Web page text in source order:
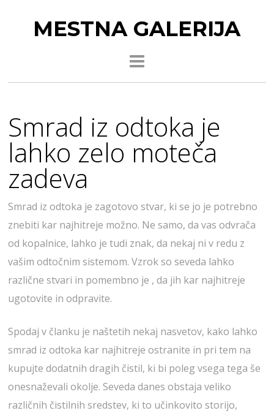
MESTNA GALERIJA
Smrad iz odtoka je
lahko zelo moteča
zadeva
Smrad iz odtoka je zagotovo stvar, ki se jo je potrebno
znebiti kar najhitreje možno. Ne samo, da vas odvrača
od kopalnice, lahko je tudi znak, da nekaj ni v redu z
vašim odtočnim sistemom. Vzrok so seveda lahko
različne stvari in pomembno je , da jih kar najhitreje
ugotovite in odpravite.
Spodaj v članku je naštetih nekaj nasvetov, kako lahko
smrad iz odtoka kar najhitreje ostranite in pri tem na
kupujte dodatnih dragih čistil, ki bi poleg vsega tega še
onesnaževali okolje. Seveda danes obstaja veliko
različnih čistilnih sredstev, ki to učinkovito storijo,